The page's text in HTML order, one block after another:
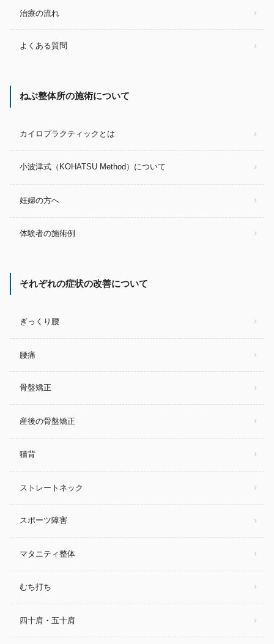
治療の流れ
よくある質問
ねぶ整体所の施術について
カイロプラクティックとは
小波津式（KOHATSU Method）について
妊婦の方へ
体験者の施術例
それぞれの症状の改善について
ぎっくり腰
腰痛
骨盤矯正
産後の骨盤矯正
猫背
ストレートネック
スポーツ障害
マタニティ整体
むち打ち
四十肩・五十肩